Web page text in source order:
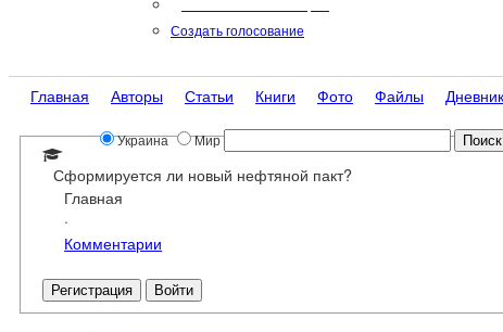
Создать голосование
Украина Мир
Главная Авторы Статьи Книги Фото Файлы
Сформируется ли новый нефтяной пакт?
Главная
·
Комментарии
Регистрация Войти